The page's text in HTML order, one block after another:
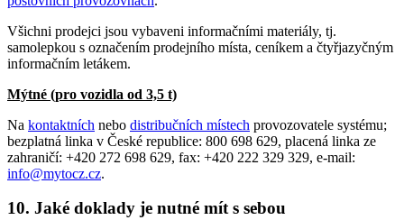
Všichni prodejci jsou vybaveni informačními materiály, tj.
samolepkou s označením prodejního místa, ceníkem a čtyřjazyčným
informačním letákem.
Mýtné (pro vozidla od 3,5 t)
Na kontaktních nebo distribučních místech provozovatele systému;
bezplatná linka v České republice: 800 698 629, placená linka ze
zahraničí: +420 272 698 629, fax: +420 222 329 329, e-mail:
info@mytocz.cz.
10. Jaké doklady je nutné mít s sebou